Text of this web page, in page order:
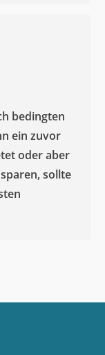
bedingten
ein zuvor
oder aber
sollte